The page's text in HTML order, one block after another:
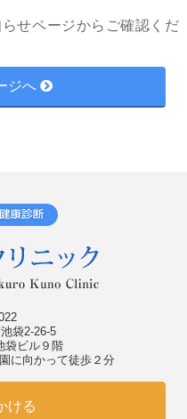
せページからご確認くだ
ジへ
袋2-26-5
袋ビル９階
に向かって徒歩２分
ける